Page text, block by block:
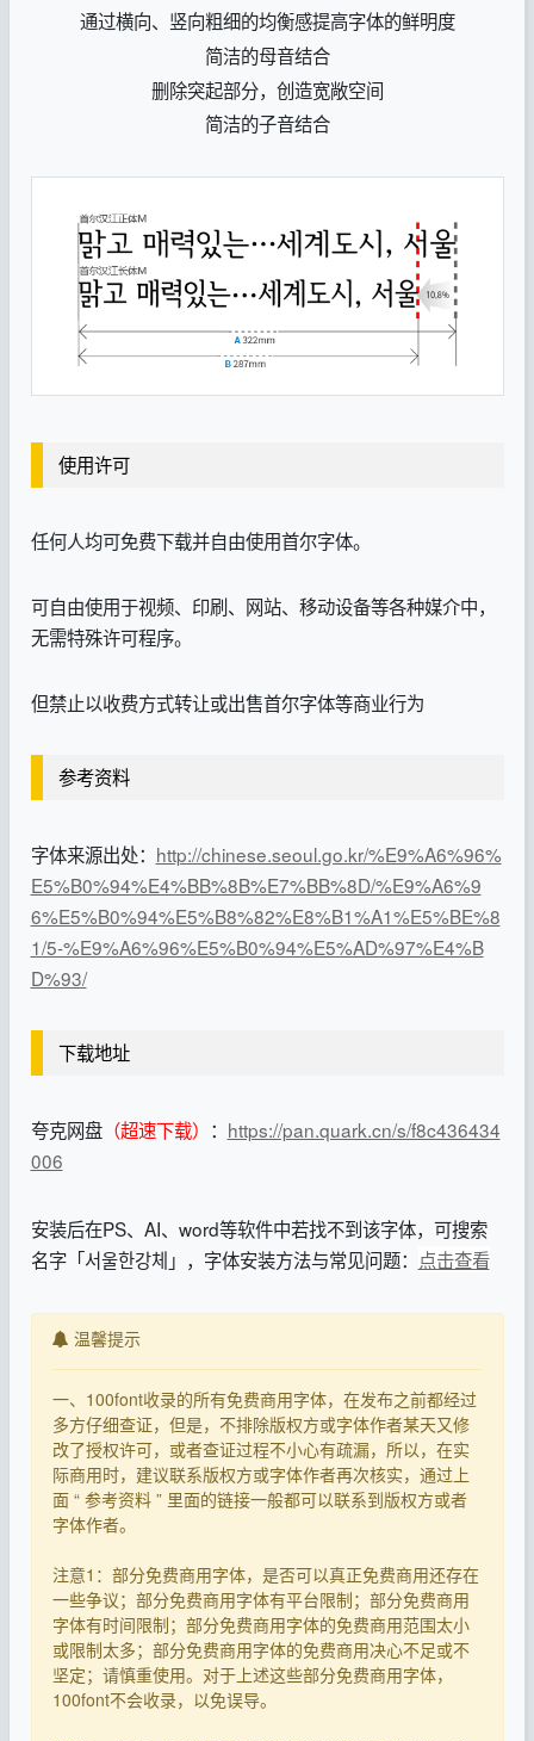
通过横向、竖向粗细的均衡感提高字体的鲜明度
简洁的母音结合
删除突起部分，创造宽敞空间
简洁的子音结合
使用许可
任何人均可免费下载并自由使用首尔字体。
可自由使用于视频、印刷、网站、移动设备等各种媒介中，
无需特殊许可程序。
但禁止以收费方式转让或出售首尔字体等商业行为
参考资料
字体来源出处： http://chinese.seoul.go.kr/%E9%A6%96%
E5%B0%94%E4%BB%8B%E7%BB%8D/%E9%A6%9
6%E5%B0%94%E5%B8%82%E8%B1%A1%E5%BE%8
1/5-%E9%A6%96%E5%B0%94%E5%AD%97%E4%B
D%93/
下载地址
夸克网盘（超速下载） ： https://pan.quark.cn/s/f8c436434
006
安装后在PS、AI、word等软件中若找不到该字体，可搜索
名字「서울한강체」，字体安装方法与常见问题： 点击查看
温馨提示
一、100font收录的所有免费商用字体，在发布之前都经过
多方仔细查证，但是，不排除版权方或字体作者某天又修
改了授权许可，或者查证过程不小心有疏漏，所以，在实
际商用时，建议联系版权方或字体作者再次核实，通过上
面 “ 参考资料 ” 里面的链接一般都可以联系到版权方或者
字体作者。
注意1：部分免费商用字体，是否可以真正免费商用还存在
一些争议；部分免费商用字体有平台限制；部分免费商用
字体有时间限制；部分免费商用字体的免费商用范围太小
或限制太多；部分免费商用字体的免费商用决心不足或不
坚定；请慎重使用。对于上述这些部分免费商用字体，
100font不会收录，以免误导。